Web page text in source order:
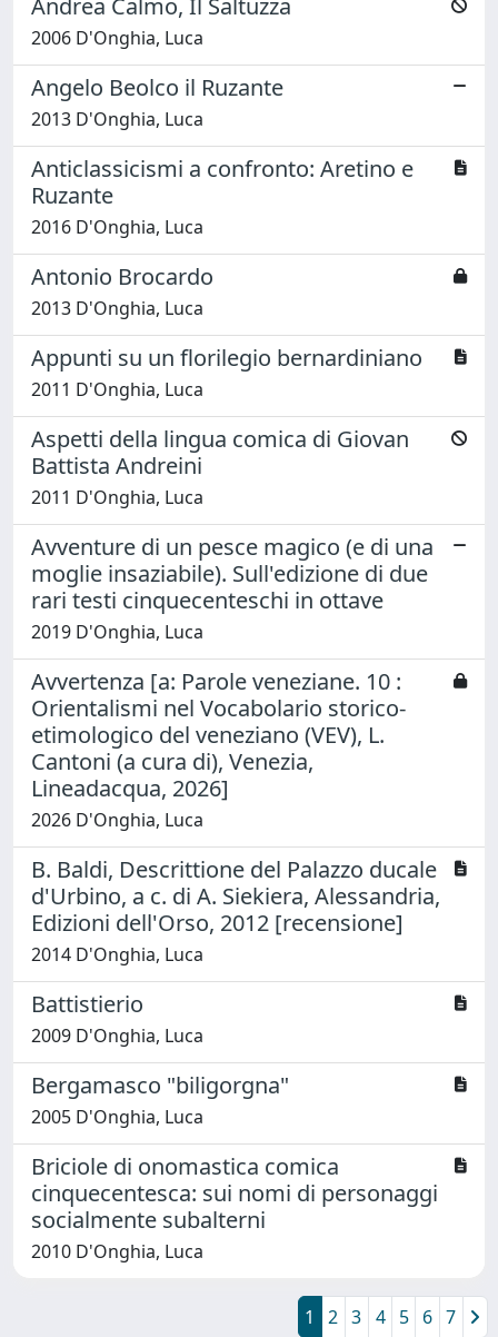
Andrea Calmo, Il Saltuzza
2006 D'Onghia, Luca
Angelo Beolco il Ruzante
2013 D'Onghia, Luca
Anticlassicismi a confronto: Aretino e
Ruzante
2016 D'Onghia, Luca
Antonio Brocardo
2013 D'Onghia, Luca
Appunti su un florilegio bernardiniano
2011 D'Onghia, Luca
Aspetti della lingua comica di Giovan
Battista Andreini
2011 D'Onghia, Luca
Avventure di un pesce magico (e di una
moglie insaziabile). Sull'edizione di due
rari testi cinquecenteschi in ottave
2019 D'Onghia, Luca
Avvertenza [a: Parole veneziane. 10 :
Orientalismi nel Vocabolario storico-
etimologico del veneziano (VEV), L.
Cantoni (a cura di), Venezia,
Lineadacqua, 2026]
2026 D'Onghia, Luca
B. Baldi, Descrittione del Palazzo ducale
d'Urbino, a c. di A. Siekiera, Alessandria,
Edizioni dell'Orso, 2012 [recensione]
2014 D'Onghia, Luca
Battistierio
2009 D'Onghia, Luca
Bergamasco "biligorgna"
2005 D'Onghia, Luca
Briciole di onomastica comica
cinquecentesca: sui nomi di personaggi
socialmente subalterni
2010 D'Onghia, Luca
1 2 3 4 5 6 7